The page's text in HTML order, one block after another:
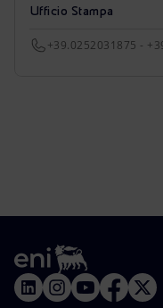
Ufficio Stampa
+39.0252031875 -